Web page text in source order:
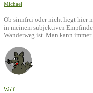
Michael
Ob sinnfrei oder nicht liegt hier
in meinem subjektiven
Wanderweg ist. Man kann
Wolf